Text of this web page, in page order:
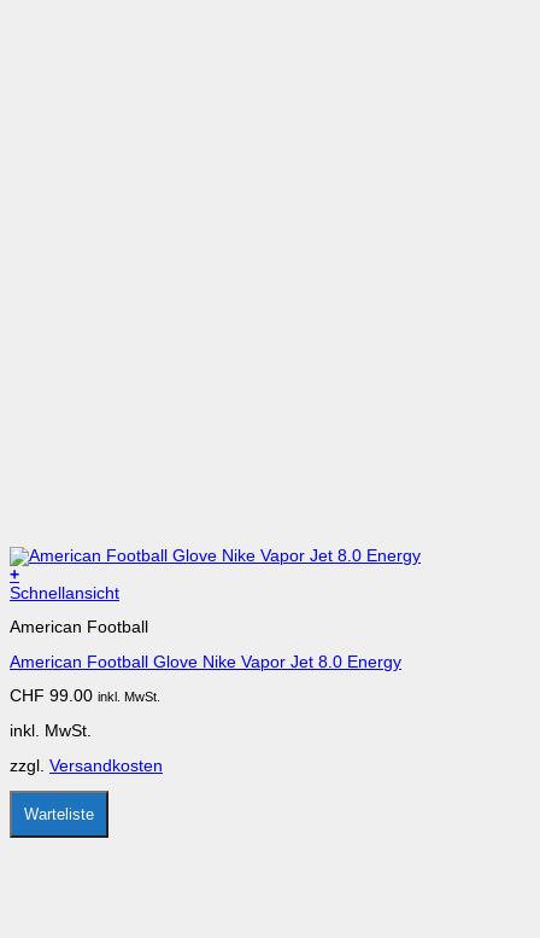
+
Dieses
weist
Varianten
Die
können
der
Produktseite
gewählt
Schnellansicht
American Football
American Football Glove Nike Vapor Jet 8.0 Energy
CHF 99.00 inkl. MwSt.
inkl. MwSt.
zzgl. Versandkosten
Warteliste